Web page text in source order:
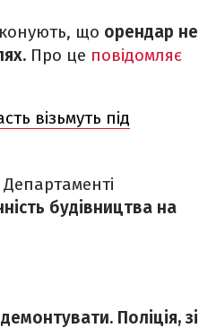
що орендар не
Про це повідомляє
візьмуть під
будівництва на
Поліція, зі